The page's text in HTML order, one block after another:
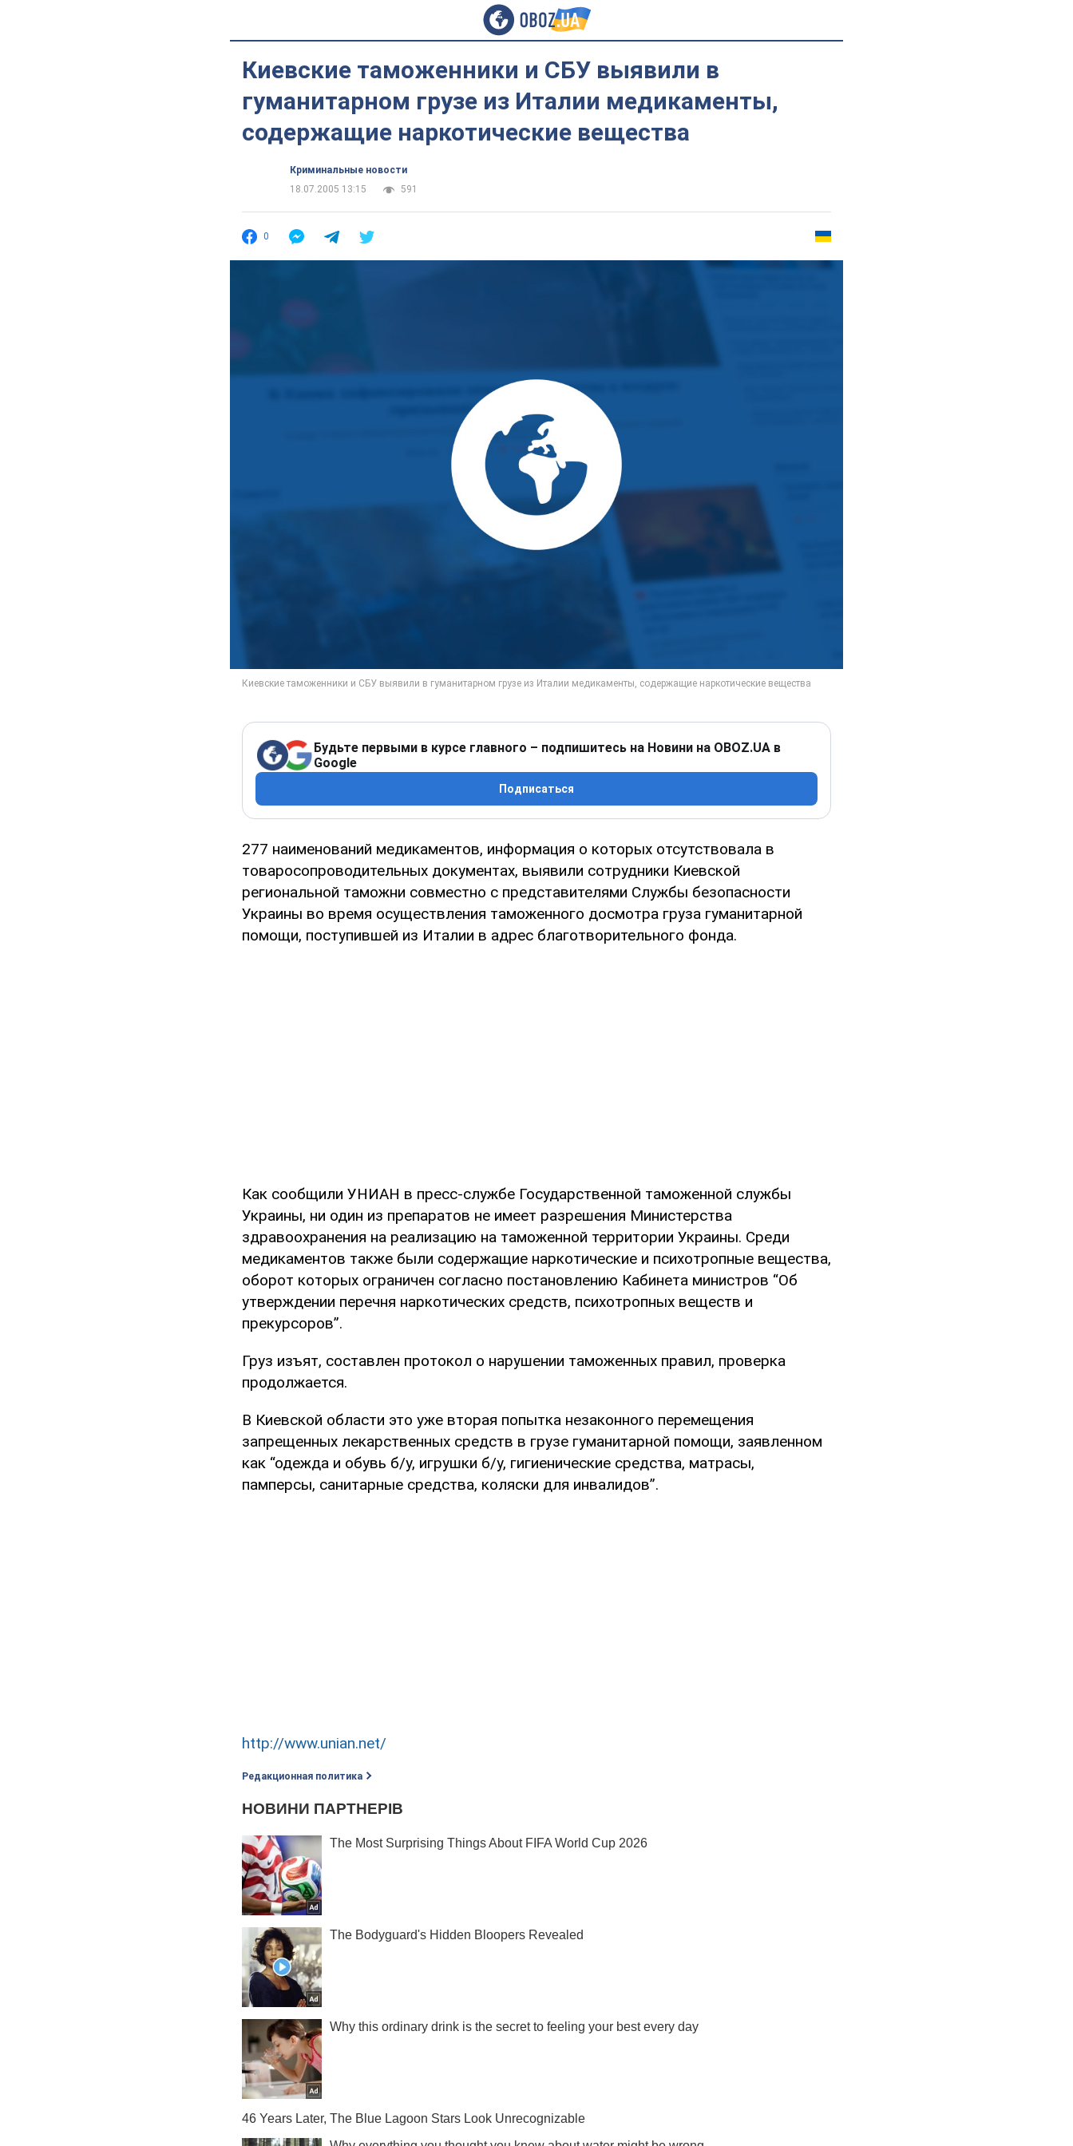
Киевские таможенники и СБУ выявили в
гуманитарном грузе из Италии медикаменты,
содержащие наркотические вещества
Криминальные новости
18.07.2005 13:15
591
0
Будьте первыми в курсе главного – подпишитесь на Новини на OBOZ.UA в
Google
Подписаться
277 наименований медикаментов, информация о которых отсутствовала в
товаросопроводительных документах, выявили сотрудники Киевской
региональной таможни совместно с представителями Службы безопасности
Украины во время осуществления таможенного досмотра груза гуманитарной
помощи, поступившей из Италии в адрес благотворительного фонда.
Как сообщили УНИАН в пресс-службе Государственной таможенной службы
Украины, ни один из препаратов не имеет разрешения Министерства
здравоохранения на реализацию на таможенной территории Украины. Среди
медикаментов также были содержащие наркотические и психотропные вещества,
оборот которых ограничен согласно постановлению Кабинета министров “Об
утверждении перечня наркотических средств, психотропных веществ и
прекурсоров”.
Груз изъят, составлен протокол о нарушении таможенных правил, проверка
продолжается.
В Киевской области это уже вторая попытка незаконного перемещения
запрещенных лекарственных средств в грузе гуманитарной помощи, заявленном
как “одежда и обувь б/у, игрушки б/у, гигиенические средства, матрасы,
памперсы, санитарные средства, коляски для инвалидов”.
http://www.unian.net/
Редакционная политика